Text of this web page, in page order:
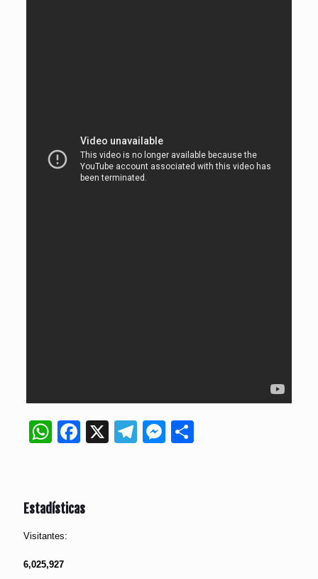
WhatsApp
Facebook
X Telegram
Messenger
Estadísticas
Visitantes:
6,025,927